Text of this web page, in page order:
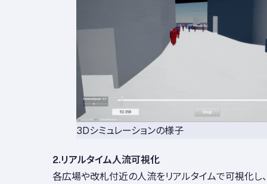
3Dシミュレーションの様子
2.リアルタイム人流可視化
各広場や改札付近の人流をリアルタイムで可視化し